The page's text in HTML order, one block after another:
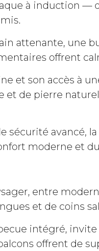
à induction —
attenante, une
offrent
et son accès à
et de pierre
sécurité avancé,
moderne et
entre
et de coins
intégré, invite
offrent de